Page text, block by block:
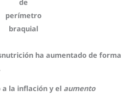
perímetro
braquial
ha aumentado de forma
a la inflación y el aumento